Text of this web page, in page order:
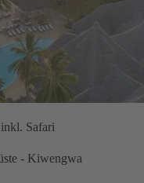
Safari
- Kiwengwa